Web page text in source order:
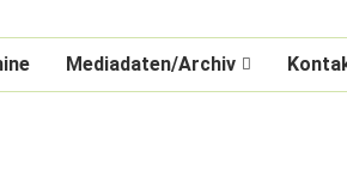
Mediadaten/Archiv